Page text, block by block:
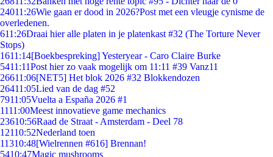
24011:26Wie gaan er dood in 2026?Post met een vleugje cynisme de
overledenen.
611:26Draai hier alle platen in je platenkast #32 (The Torture Never
Stops)
1611:14[Boekbespreking] Yesteryear - Caro Claire Burke
5411:11Post hier zo vaak mogelijk om 11:11 #39 Vanz11
26611:06[NET5] Het blok 2026 #32 Blokkendozen
26411:05Lied van de dag #52
7911:05Vuelta a España 2026 #1
1111:00Meest innovatieve game mechanics
23610:56Raad de Straat - Amsterdam - Deel 78
12110:52Nederland toen
11310:48[Wielrennen #616] Brennan!
5410:47Magic mushrooms